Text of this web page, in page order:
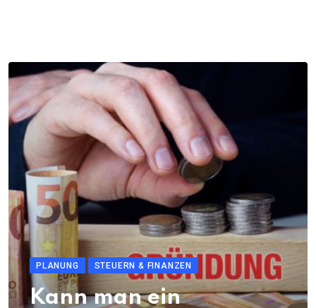
PLANUNG STEUERN & FINANZEN
Kann man ein